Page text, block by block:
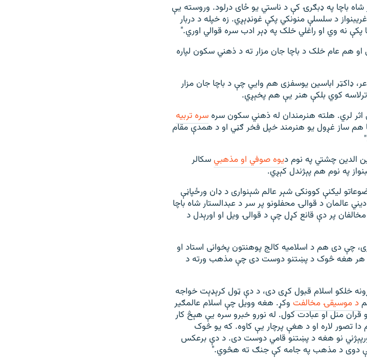
باچا په ډبګرۍ کې د ناستي يو ځای درلود. وروسته يې
د سلسلې منونکي پکې غونډېږي. زه خپله د دربار
نه وي او راغلي خلک په ډېر ادب سره قوالي اوري."
هم عام خلک د باچا جان مزار ته د ذهني سکون لپاره
ډاکټر اباسين يوسفزی هم وايي چې د باچا جان مزار
کوي بلکې هنر يې هم پخېږي.
اثر لري. هلته هنرمندان له ذهني سکون سرهسره تربيه
هم ساز غږول يو هنرمند خپل فخر ګڼي او د همدې مقام
الدين چشتي په نوم ديوه صوفي او مذهبيسکالر
په نوم هم پېژندل کېږي.
ليکنې کوونکی شېر عالم شېنواری د ډان ورځپاڼې
عالمان د قوالۍ محفلونو پر سر د عبدالستار شاه باچا
پر دې قانع کړل چې د قوالۍ ويل او اورېدل د
چې دی هم د اسلاميه کالج پوهنتون پخوانی استاد او
چې هر هغه څوک د پښتنو دوست دی چې مذهب ورته د
خلکو اسلام قبول کړی دی، د دې ټول کرېډېت خواجه
د موسيقۍ مخالفت وکړ. هغه وويل چې اسلام عالمګير
قران منل او عبادت کول. له نورو خبرو سره يې هېڅ کار
دا تصور لاره او د هغې پرچار يې کاوه. که يو څوک
نو هغه د پښتنو قامي دوست دی. د دې برعکس
دوی د مذهب په جامه کې جنګ ته هڅوي."